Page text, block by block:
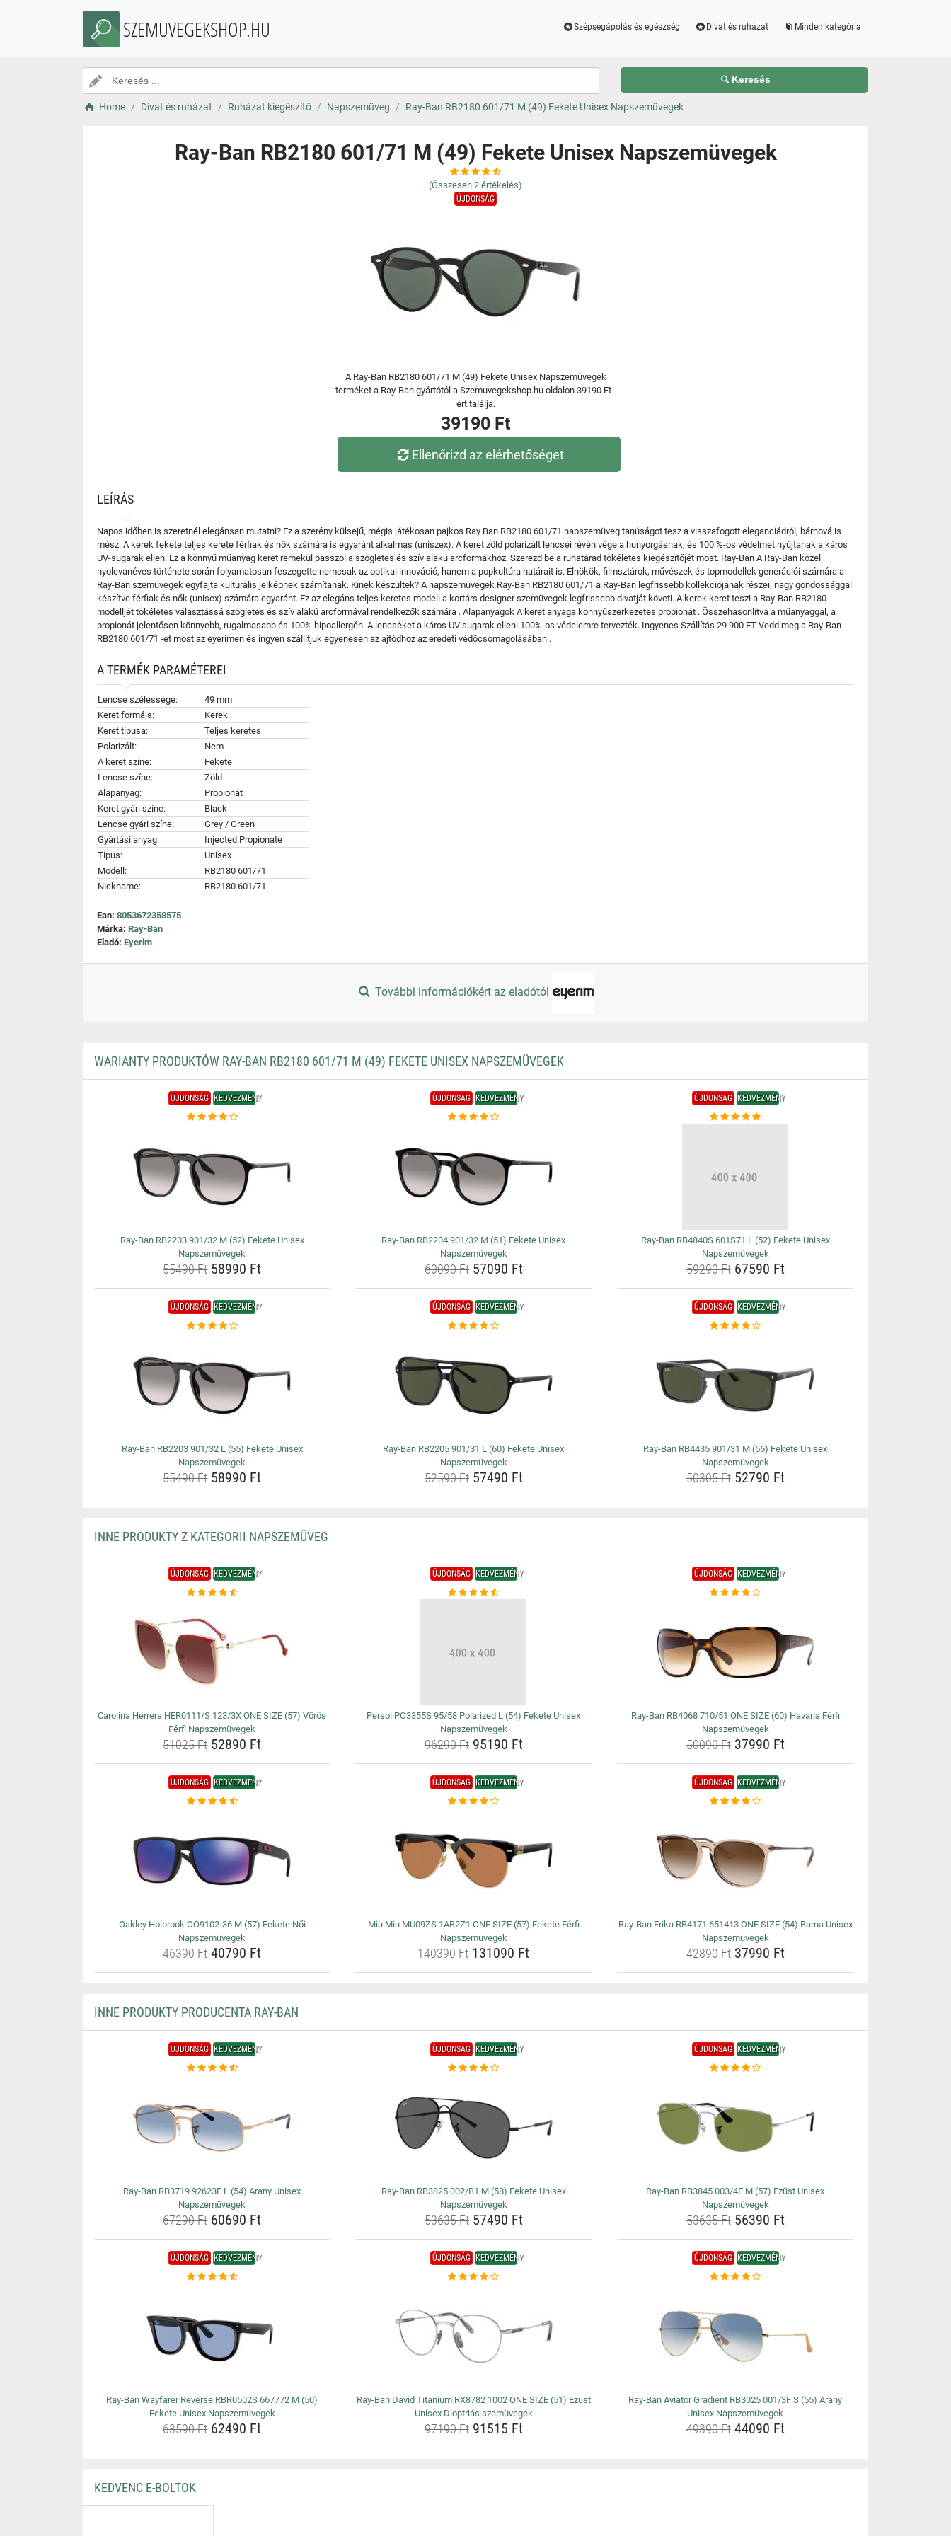
SZEMUVEGEKSHOP.HU Szépségápolás és egészség Divat és ruházat Minden kategória
Keresés
Home Divat és ruházat Ruházat kiegészítő Napszemüveg Ray-Ban RB2180 601/71 M (49) Fekete Unisex Napszemüvegek
Ray-Ban RB2180 601/71 M (49) Fekete Unisex Napszemüvegek
(Összesen 2 értékelés)
ÚJDONSÁG
A Ray-Ban RB2180 601/71 M (49) Fekete Unisex Napszemüvegek
terméket a Ray-Ban gyártótól a Szemuvegekshop.hu oldalon 39190 Ft -
ért találja.
39190 Ft
Ellenőrizd az elérhetőséget
LEÍRÁS
Napos időben is szeretnél elegánsan mutatni? Ez a szerény külsejű, mégis játékosan pajkos Ray Ban RB2180 601/71 napszemüveg tanúságot tesz a visszafogott eleganciádról, bárhová is
mész. A kerek fekete teljes kerete férfiak és nők számára is egyaránt alkalmas (uniszex). A keret zöld polarizált lencséi révén vége a hunyorgásnak, és 100 %-os védelmet nyújtanak a káros
UV-sugarak ellen. Ez a könnyű műanyag keret remekül passzol a szögletes és szív alakú arcformákhoz. Szerezd be a ruhatárad tökéletes kiegészítőjét most. Ray-Ban A Ray-Ban közel
nyolcvanéves története során folyamatosan feszegette nemcsak az optikai innováció, hanem a popkultúra határait is. Elnökök, filmsztárok, művészek és topmodellek generációi számára a
Ray-Ban szemüvegek egyfajta kulturális jelképnek számítanak. Kinek készültek? A napszemüvegek Ray-Ban RB2180 601/71 a Ray-Ban legfrissebb kollekciójának részei, nagy gondossággal
készítve férfiak és nők (unisex) számára egyaránt. Ez az elegáns teljes keretes modell a kortárs designer szemüvegek legfrissebb divatját követi. A kerek keret teszi a Ray-Ban RB2180
modelljét tökéletes választássá szögletes és szív alakú arcformával rendelkezők számára . Alapanyagok A keret anyaga könnyűszerkezetes propionát . Összehasonlítva a műanyaggal, a
propionát jelentősen könnyebb, rugalmasabb és 100% hipoallergén. A lencséket a káros UV sugarak elleni 100%-os védelemre tervezték. Ingyenes Szállítás 29 900 FT Vedd meg a Ray-Ban
RB2180 601/71 -et most az eyerimen és ingyen szállítjuk egyenesen az ajtódhoz az eredeti védőcsomagolásában .
A TERMÉK PARAMÉTEREI
Lencse szélessége:
49 mm
Keret formája:
Kerek
Keret típusa:
Teljes keretes
Polarizált:
Nem
A keret színe:
Fekete
Lencse színe:
Zöld
Alapanyag:
Propionát
Keret gyári színe:
Black
Lencse gyári színe:
Grey / Green
Gyártási anyag:
Injected Propionate
Típus:
Unisex
Modell:
RB2180 601/71
Nickname:
RB2180 601/71
Ean: 8053672358575
Márka: Ray-Ban
Eladó: Eyerim
További információkért az eladótól
WARIANTY PRODUKTÓW RAY-BAN RB2180 601/71 M (49) FEKETE UNISEX NAPSZEMÜVEGEK
ÚJDONSÁG KEDVEZMÉNY
Ray-Ban RB2203 901/32 M (52) Fekete Unisex
Napszemüvegek
55490 Ft58990 Ft
ÚJDONSÁG KEDVEZMÉNY
Ray-Ban RB2204 901/32 M (51) Fekete Unisex
Napszemüvegek
60090 Ft57090 Ft
ÚJDONSÁG KEDVEZMÉNY
Ray-Ban RB4840S 601S71 L (52) Fekete Unisex
Napszemüvegek
59290 Ft67590 Ft
ÚJDONSÁG KEDVEZMÉNY
Ray-Ban RB2203 901/32 L (55) Fekete Unisex
Napszemüvegek
55490 Ft58990 Ft
ÚJDONSÁG KEDVEZMÉNY
Ray-Ban RB2205 901/31 L (60) Fekete Unisex
Napszemüvegek
52590 Ft57490 Ft
ÚJDONSÁG KEDVEZMÉNY
Ray-Ban RB4435 901/31 M (56) Fekete Unisex
Napszemüvegek
50305 Ft52790 Ft
INNE PRODUKTY Z KATEGORII NAPSZEMÜVEG
ÚJDONSÁG KEDVEZMÉNY
Carolina Herrera HER0111/S 123/3X ONE SIZE (57) Vörös
Férfi Napszemüvegek
51025 Ft52890 Ft
ÚJDONSÁG KEDVEZMÉNY
Persol PO3355S 95/58 Polarized L (54) Fekete Unisex
Napszemüvegek
96290 Ft95190 Ft
ÚJDONSÁG KEDVEZMÉNY
Ray-Ban RB4068 710/51 ONE SIZE (60) Havana Férfi
Napszemüvegek
50090 Ft37990 Ft
ÚJDONSÁG KEDVEZMÉNY
Oakley Holbrook OO9102-36 M (57) Fekete Női
Napszemüvegek
46390 Ft40790 Ft
ÚJDONSÁG KEDVEZMÉNY
Miu Miu MU09ZS 1AB2Z1 ONE SIZE (57) Fekete Férfi
Napszemüvegek
140390 Ft131090 Ft
ÚJDONSÁG KEDVEZMÉNY
Ray-Ban Erika RB4171 651413 ONE SIZE (54) Barna Unisex
Napszemüvegek
42890 Ft37990 Ft
INNE PRODUKTY PRODUCENTA RAY-BAN
ÚJDONSÁG KEDVEZMÉNY
Ray-Ban RB3719 92623F L (54) Arany Unisex
Napszemüvegek
67290 Ft60690 Ft
ÚJDONSÁG KEDVEZMÉNY
Ray-Ban RB3825 002/B1 M (58) Fekete Unisex
Napszemüvegek
53635 Ft57490 Ft
ÚJDONSÁG KEDVEZMÉNY
Ray-Ban RB3845 003/4E M (57) Ezüst Unisex
Napszemüvegek
53635 Ft56390 Ft
ÚJDONSÁG KEDVEZMÉNY
Ray-Ban Wayfarer Reverse RBR0502S 667772 M (50)
Fekete Unisex Napszemüvegek
63590 Ft62490 Ft
ÚJDONSÁG KEDVEZMÉNY
Ray-Ban David Titanium RX8782 1002 ONE SIZE (51) Ezüst
Unisex Dioptriás szemüvegek
97190 Ft91515 Ft
ÚJDONSÁG KEDVEZMÉNY
Ray-Ban Aviator Gradient RB3025 001/3F S (55) Arany
Unisex Napszemüvegek
49390 Ft44090 Ft
KEDVENC E-BOLTOK